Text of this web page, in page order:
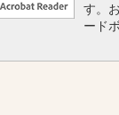
す。
ード